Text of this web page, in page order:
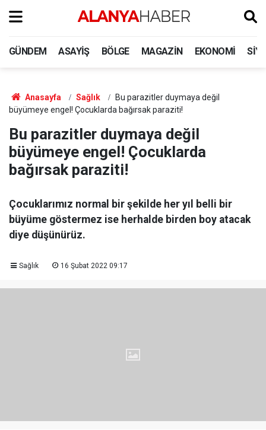
GÜNDEM ASAYIŞ BÖLGE MAGAZIN EKONOMI
Anasayfa Sağlık
Bu parazitler duymaya değil
büyümeye engel! Çocuklarda bağırsak paraziti!
Bu parazitler duymaya değil
büyümeye engel! Çocuklarda
bağırsak paraziti!
Çocuklarımız normal bir şekilde her yıl belli bir
büyüme göstermez ise herhalde birden boy atacak
diye düşünürüz.
Sağlık 16 Şubat 2022 09:17